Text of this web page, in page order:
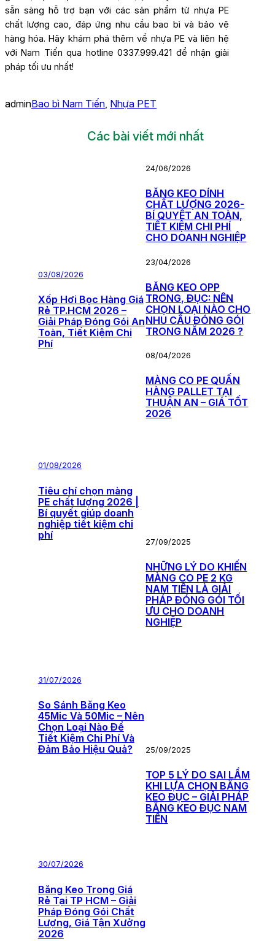
sẵn sàng hỗ trợ bạn với các sản phẩm từ nhựa PE
chất lượng cao, đáp ứng nhu cầu bao bì và bảo vệ
hàng hóa. Hãy khám phá thêm về nhựa PE và liên hệ
với Nam Tiến qua hotline 0337.999.421 để nhận giải
pháp tối ưu nhất!
adminBao bì Nam Tiến, Nhựa PET
Các bài viết mới nhất
03/08/2026
Xốp Hơi Bọc Hàng Giá
Rẻ TP.HCM 2026 –
Giải Pháp Đóng Gói An
Toàn, Tiết Kiệm Chi
Phí
01/08/2026
Tiêu chí chọn màng
PE chất lượng 2026 |
Bí quyết giúp doanh
nghiệp tiết kiệm chi
phí
31/07/2026
So Sánh Băng Keo
45Mic Và 50Mic – Nên
Chọn Loại Nào Để
Tiết Kiệm Chi Phí Và
Đảm Bảo Hiệu Quả?
30/07/2026
Băng Keo Trong Giá
Rẻ Tại TP HCM – Giải
Pháp Đóng Gói Chất
Lượng, Giá Tận Xưởng
2026
24/06/2026
BĂNG KEO DÍNH
CHẤT LƯỢNG 2026-
BÍ QUYẾT AN TOÀN,
TIẾT KIỆM CHI PHÍ
CHO DOANH NGHIỆP
23/04/2026
BĂNG KEO OPP
TRONG, ĐỤC: NÊN
CHỌN LOẠI NÀO CHO
NHU CẦU ĐÓNG GÓI
TRONG NĂM 2026 ?
08/04/2026
MÀNG CO PE QUẤN
HÀNG PALLET TẠI
THUẬN AN – GIÁ TỐT
2026
27/09/2025
NHỮNG LÝ DO KHIẾN
MÀNG CO PE 2 KG
NAM TIẾN LÀ GIẢI
PHÁP ĐÓNG GÓI TỐI
ƯU CHO DOANH
NGHIỆP
25/09/2025
TOP 5 LÝ DO SAI LẦM
KHI LỰA CHỌN BĂNG
KEO ĐỤC – GIẢI PHÁP
BĂNG KEO ĐỤC NAM
TIẾN